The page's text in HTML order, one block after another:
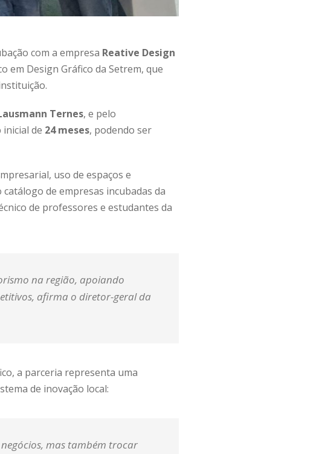
com a empresa Reative Design
em Design Gráfico da Setrem, que
Ternes, e pelo
de 24 meses, podendo ser
uso de espaços e
de empresas incubadas da
de professores e estudantes da
na região, apoiando
, afirma o diretor-geral da
a parceria representa uma
de inovação local:
mas também trocar